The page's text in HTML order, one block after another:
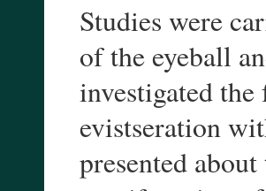
Studies were
of the eyeball
investigated
evistseration
presented